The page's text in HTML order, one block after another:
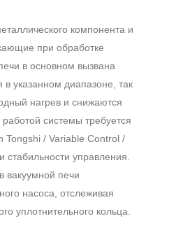
компонента и
при обработке
в основном вызвана
указанном диапазоне, так
нагрев и снижаются
системы требуется
Tongshi / Variable Control /
управления.
вакуумной печи
насоса, отслеживая
уплотнительного кольца.